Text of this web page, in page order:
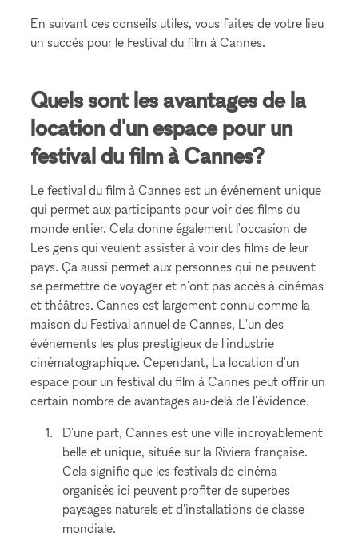
En suivant ces conseils utiles, vous faites de votre lieu
un succès pour le Festival du film à Cannes.
Quels sont les avantages de la
location d'un espace pour un
festival du film à Cannes?
Le festival du film à Cannes est un événement unique
qui permet aux participants pour voir des films du
monde entier. Cela donne également l'occasion de
Les gens qui veulent assister à voir des films de leur
pays. Ça aussi permet aux personnes qui ne peuvent
se permettre de voyager et n'ont pas accès à cinémas
et théâtres. Cannes est largement connu comme la
maison du Festival annuel de Cannes, L'un des
événements les plus prestigieux de l'industrie
cinématographique. Cependant, La location d'un
espace pour un festival du film à Cannes peut offrir un
certain nombre de avantages au-delà de l'évidence.
D'une part, Cannes est une ville incroyablement
belle et unique, située sur la Riviera française.
Cela signifie que les festivals de cinéma
organisés ici peuvent profiter de superbes
paysages naturels et d'installations de classe
mondiale.